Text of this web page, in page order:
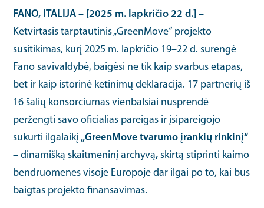
FANO, ITALIJA – [2025 m. lapkričio 22 d.]–
Ketvirtasis tarptautinis „GreenMove“ projekto
susitikimas, kurį 2025 m. lapkričio 19–22 d. surengė
Fano savivaldybė, baigėsi ne tik kaip svarbus etapas,
bet ir kaip istorinė ketinimų deklaracija. 17 partnerių iš
16 šalių konsorciumas vienbalsiai nusprendė
peržengti savo oficialias pareigas ir įsipareigojo
sukurti ilgalaikį„GreenMove tvarumo įrankių rinkinį“
–dinamišką skaitmeninį archyvą, skirtą stiprinti kaimo
bendruomenes visoje Europoje dar ilgai po to, kai bus
baigtas projekto finansavimas.